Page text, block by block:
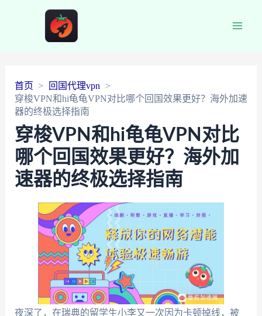
首页
回国代理vpn
穿梭VPN和hi龟龟VPN对比哪个回国效果更好？海外加速
器的终极选择指南
穿梭VPN和hi龟龟VPN对比
哪个回国效果更好？海外加
速器的终极选择指南
夜深了，在瑞典的留学生小李又一次因为卡顿掉线，被